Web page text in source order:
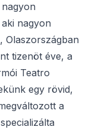
nagyon
Olaszországban
tizenöt éve, a
Teatro
egy rövid,
a